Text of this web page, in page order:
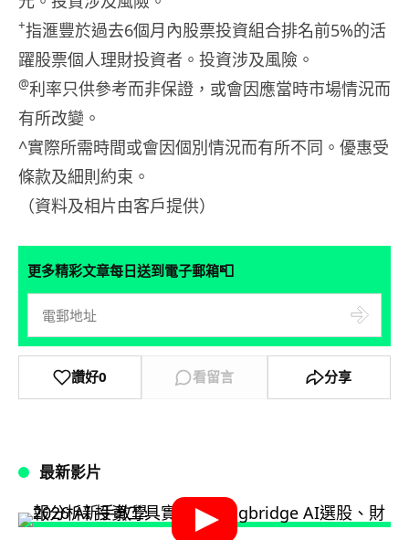
+指滙豐於過去6個月內股票投資組合排名前5%的活
躍股票個人理財投資者。投資涉及風險。
@利率只供參考而非保證，或會因應當時市場情況而
有所改變。
^實際所需時間或會因個別情況而有所不同。優惠受
條款及細則約束。
（資料及相片由客戶提供）
更多精彩文章每日送到電子郵箱📮
讚好0 看留言 分享
最新影片